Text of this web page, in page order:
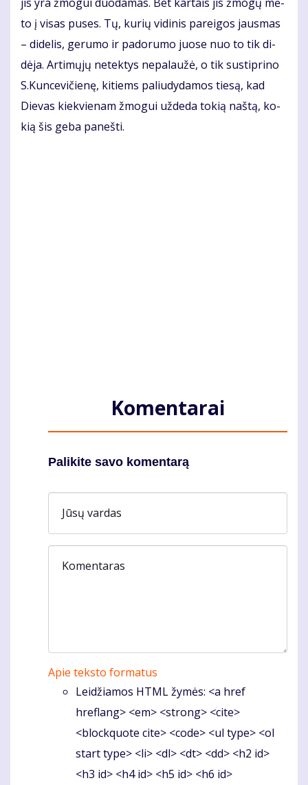
to į vi­sas pu­ses. Tų, ku­rių vi­di­nis pa­rei­gos jaus­mas
– di­de­lis, ge­ru­mo ir pa­do­ru­mo juo­se nuo to tik di­
dė­ja. Ar­ti­mų­jų ne­tek­tys ne­pa­lau­žė, o tik su­stip­ri­no
S.Kun­ce­vi­čie­nę, ki­tiems pa­liu­dy­da­mos tie­są, kad
Die­vas kiek­vie­nam žmo­gui už­de­da to­kią naš­tą, ko­
kią šis ge­ba pa­neš­ti.
Komentarai
Palikite savo komentarą
Jūsų vardas
Komentaras
Apie teksto formatus
Leidžiamos HTML žymės: <a href
hreflang> <em> <strong> <cite>
<blockquote cite> <code> <ul type> <ol
start type> <li> <dl> <dt> <dd> <h2 id>
<h3 id> <h4 id> <h5 id> <h6 id>